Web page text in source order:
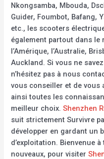
Nkongsamba, Mbouda,
Guider, Foumbot, Bafang,
etc., les scooters
également partout dans le
l’Amérique, l’Australie,
Auckland. Si vous ne
n’hésitez pas à nous
vous conseiller et de vous
ainsi toutes les
meilleur choix.Shenzhen
suit strictement Survivre
développer en gardant un
d’exploitation. Bienvenue
nouveaux, pour visiter